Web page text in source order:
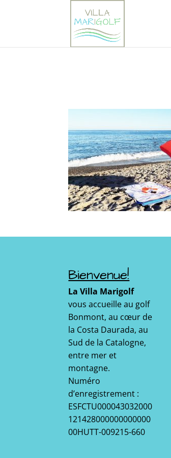
Bienvenue!
La Villa Marigolf
vous accueille au golf
Bonmont, au cœur de
la Costa Daurada, au
Sud de la Catalogne,
entre mer et
montagne.
Numéro
d’enregistrement :
ESFCTU000043032000
121428000000000000
00HUTT-009215-660